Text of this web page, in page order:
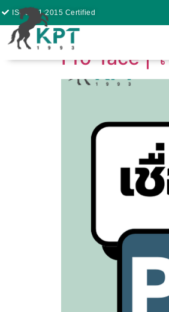
ISO9001:2015 Certified
Pro-face |